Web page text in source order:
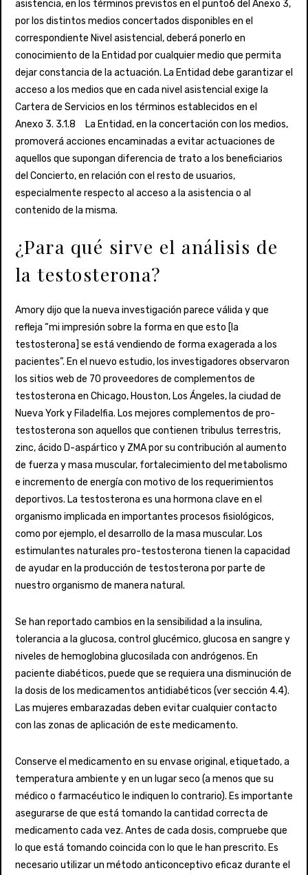
asistencia, en los términos previstos en el punto6 del Anexo 3,
por los distintos medios concertados disponibles en el
correspondiente Nivel asistencial, deberá ponerlo en
conocimiento de la Entidad por cualquier medio que permita
dejar constancia de la actuación. La Entidad debe garantizar el
acceso a los medios que en cada nivel asistencial exige la
Cartera de Servicios en los términos establecidos en el
Anexo 3. 3.1.8 La Entidad, en la concertación con los medios,
promoverá acciones encaminadas a evitar actuaciones de
aquellos que supongan diferencia de trato a los beneficiarios
del Concierto, en relación con el resto de usuarios,
especialmente respecto al acceso a la asistencia o al
contenido de la misma.
¿Para qué sirve el análisis de
la testosterona?
Amory dijo que la nueva investigación parece válida y que
refleja “mi impresión sobre la forma en que esto [la
testosterona] se está vendiendo de forma exagerada a los
pacientes”. En el nuevo estudio, los investigadores observaron
los sitios web de 70 proveedores de complementos de
testosterona en Chicago, Houston, Los Ángeles, la ciudad de
Nueva York y Filadelfia. Los mejores complementos de pro-
testosterona son aquellos que contienen tribulus terrestris,
zinc, ácido D-aspártico y ZMA por su contribución al aumento
de fuerza y masa muscular, fortalecimiento del metabolismo
e incremento de energía con motivo de los requerimientos
deportivos. La testosterona es una hormona clave en el
organismo implicada en importantes procesos fisiológicos,
como por ejemplo, el desarrollo de la masa muscular. Los
estimulantes naturales pro-testosterona tienen la capacidad
de ayudar en la producción de testosterona por parte de
nuestro organismo de manera natural.
Se han reportado cambios en la sensibilidad a la insulina,
tolerancia a la glucosa, control glucémico, glucosa en sangre y
niveles de hemoglobina glucosilada con andrógenos. En
paciente diabéticos, puede que se requiera una disminución de
la dosis de los medicamentos antidiabéticos (ver sección 4.4).
Las mujeres embarazadas deben evitar cualquier contacto
con las zonas de aplicación de este medicamento.
Conserve el medicamento en su envase original, etiquetado, a
temperatura ambiente y en un lugar seco (a menos que su
médico o farmacéutico le indiquen lo contrario). Es importante
asegurarse de que está tomando la cantidad correcta de
medicamento cada vez. Antes de cada dosis, compruebe que
lo que está tomando coincida con lo que le han prescrito. Es
necesario utilizar un método anticonceptivo eficaz durante el